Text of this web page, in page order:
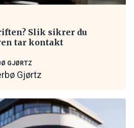
Slik sikrer du
tar kontakt
GJØRTZ
Gjørtz